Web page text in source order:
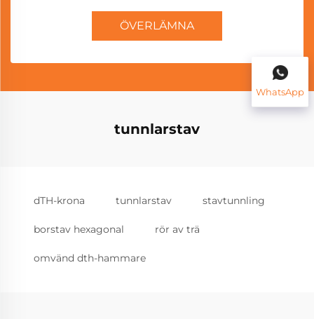
ÖVERLÄMNA
tunnlarstav
dTH-krona tunnlarstav stavtunnling
borstav hexagonal rör av trä
omvänd dth-hammare
WhatsApp